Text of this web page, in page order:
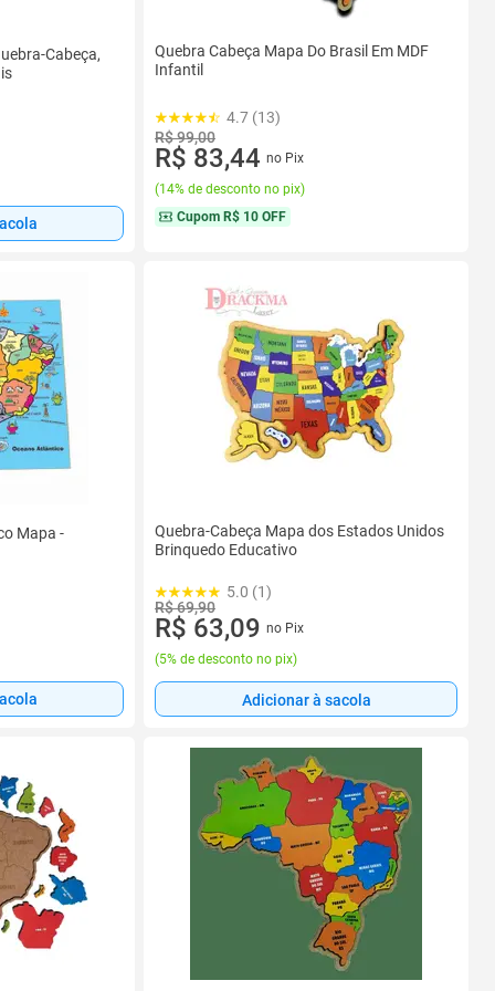
Cabeça,
Quebra Cabeça Mapa Do Brasil Em MDF
Infantil
4.7 (13)
R$ 99,00
R$ 83,44 no Pix
(14% de desconto no pix)
Cupom R$ 10 OFF
Mapa -
Quebra-Cabeça Mapa dos Estados Unidos
Brinquedo Educativo
5.0 (1)
R$ 69,90
R$ 63,09 no Pix
(5% de desconto no pix)
Adicionar à sacola